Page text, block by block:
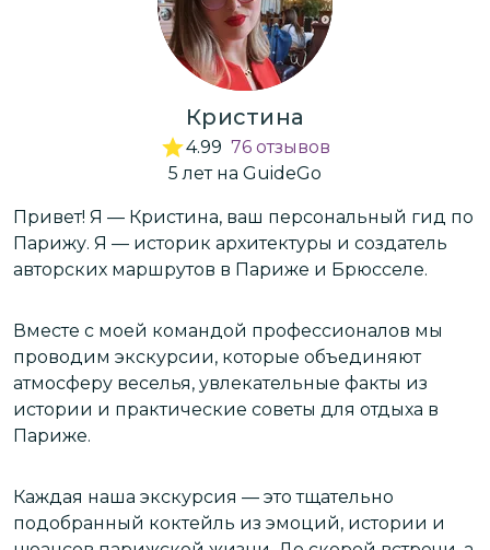
Кристина
4.99 76 отзывов
5 летна GuideGo
Привет! Я — Кристина, ваш персональный гид по
Парижу. Я — историк архитектуры и создатель
авторских маршрутов в Париже и Брюсселе.
Вместе с моей командой профессионалов мы
проводим экскурсии, которые объединяют
атмосферу веселья, увлекательные факты из
истории и практические советы для отдыха в
Париже.
Каждая наша экскурсия — это тщательно
подобранный коктейль из эмоций, истории и